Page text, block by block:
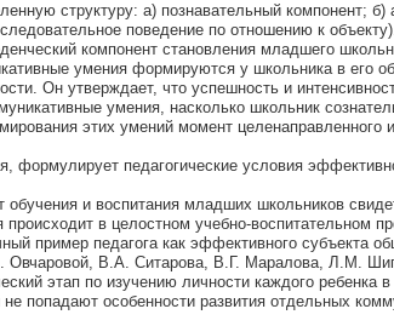
структуру: а) познавательный компонент;
поведение по отношению к
компонент становления младшего
умения формируются у школьника в его
Он утверждает, что успешность и
умения, насколько школьник
этих умений момент целенаправленного
формулирует педагогические условия
обучения и воспитания младших школьников
происходит в целостном учебно-воспитательном
пример педагога как эффективного субъекта
Овчаровой, В.А. Ситарова, В.Г. Маралова, Л.М.
этап по изучению личности каждого ребенка
попадают особенности развития отдельных